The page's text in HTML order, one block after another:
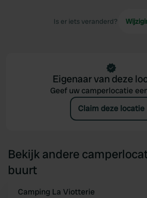
Is er iets veranderd?
Eigenaar van deze
Geef uw camperlocatie
Claim deze locatie
Bekijk andere
buurt
Camping La Viotterie